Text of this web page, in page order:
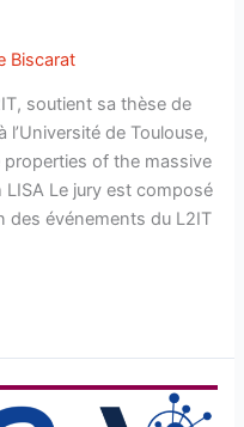
Biscarat
soutient sa thèse de
de Toulouse,
of the massive
Le jury est composé
des événements du L2IT